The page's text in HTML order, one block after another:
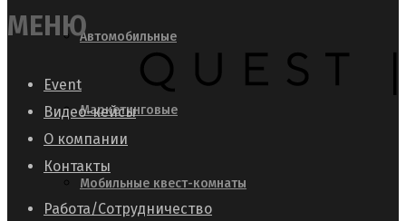
Автомобильные
Маркетинговые
Мобильные квест-комнаты
МЕНЮ
Event
Видео-кейсы
О компании
Контакты
Работа/Сотрудничество